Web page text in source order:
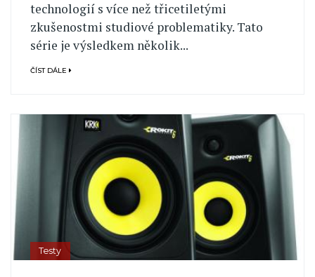
technologií s více než třicetiletými
zkušenostmi studiové problematiky. Tato
série je výsledkem několik...
ČÍST DÁLE
Testy